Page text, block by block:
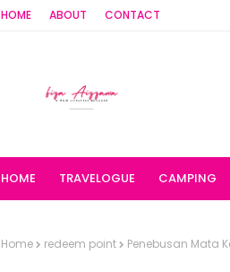
HOME ABOUT CONTACT
HOME TRAVELOGUE CAMPING
Home redeem point Penebusan Mata